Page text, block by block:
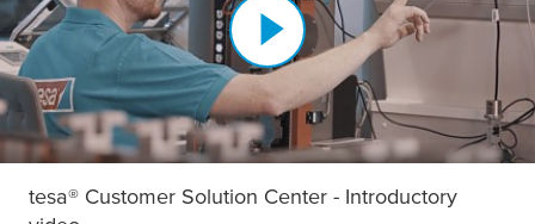
tesa® Customer Solution Center - Introductory